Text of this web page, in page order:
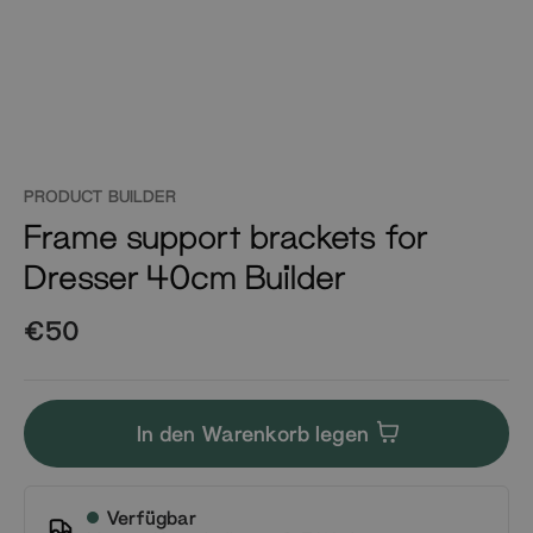
PRODUCT BUILDER
Frame support brackets for
Dresser 40cm Builder
€50
In den Warenkorb legen
Verfügbar